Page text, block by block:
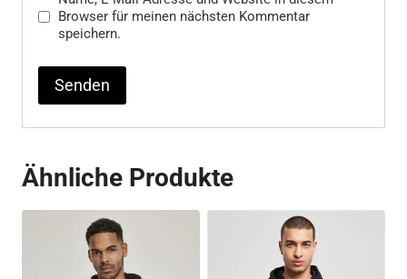
Browser für meinen nächsten Kommentar
speichern.
Ähnliche Produkte